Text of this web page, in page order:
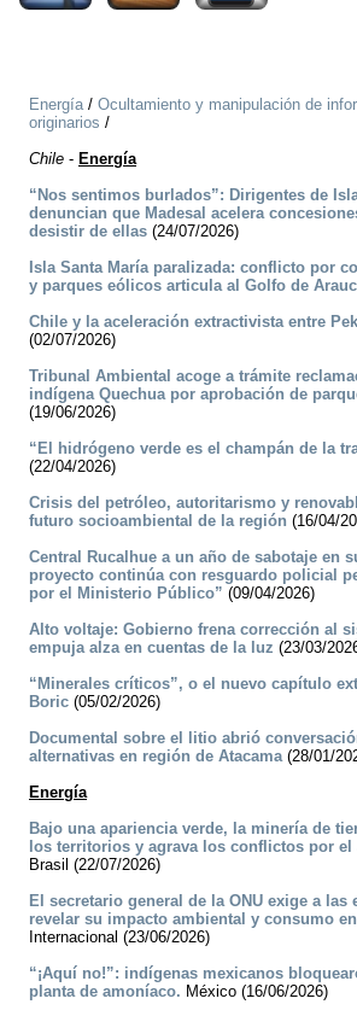
Energía/ Ocultamiento y manipulación de
originarios /
Chile - Energía
“Nos sentimos burlados”: Dirigentes de
denuncian que Madesal acelera
desistir de ellas (24/07/2026)
Isla Santa María paralizada: conflicto por
y parques eólicos articula al Golfo de
Chile y la aceleración extractivista entre
(02/07/2026)
Tribunal Ambiental acoge a trámite
indígena Quechua por aprobación de
(19/06/2026)
“El hidrógeno verde es el champán de la
(22/04/2026)
Crisis del petróleo, autoritarismo y
futuro socioambiental de la región (16/04/
Central Rucalhue a un año de sabotaje en
proyecto continúa con resguardo policial
por el Ministerio Público” (09/04/2026)
Alto voltaje: Gobierno frena corrección al
empuja alza en cuentas de la luz (23/03/
“Minerales críticos”, o el nuevo capítulo
Boric (05/02/2026)
Documental sobre el litio abrió
alternativas en región de Atacama(28/01/
Energía
Bajo una apariencia verde, la minería de
los territorios y agrava los conflictos por el
Brasil (22/07/2026)
El secretario general de la ONU exige a las
revelar su impacto ambiental y consumo
Internacional (23/06/2026)
“¡Aquí no!”: indígenas mexicanos
planta de amoníaco. México (16/06/2026)